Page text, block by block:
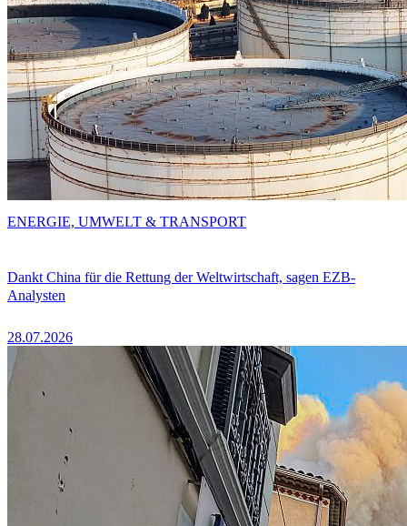
Dankt China für die Rettung der Weltwirtschaft, sagen EZB-
Analysten
28.07.2026
ENERGIE, UMWELT & TRANSPORT